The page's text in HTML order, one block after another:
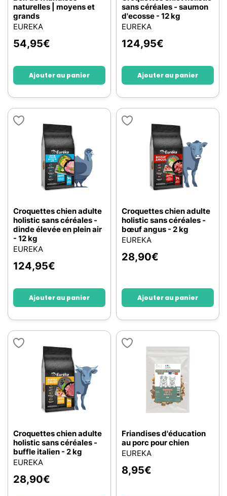
naturelles | moyens et
grands
EUREKA
54,95€
Ajouter au panier
sans céréales - saumon
d'ecosse - 12 kg
EUREKA
124,95€
Ajouter au panier
Croquettes chien adulte
holistic sans céréales -
dinde élevée en plein air
- 12 kg
EUREKA
124,95€
Ajouter au panier
Croquettes chien adulte
holistic sans céréales -
bœuf angus - 2 kg
EUREKA
28,90€
Ajouter au panier
Croquettes chien adulte
holistic sans céréales -
buffle italien - 2 kg
EUREKA
28,90€
Friandises d'éducation
au porc pour chien
EUREKA
8,95€